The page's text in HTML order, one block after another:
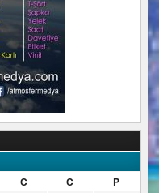
C C P